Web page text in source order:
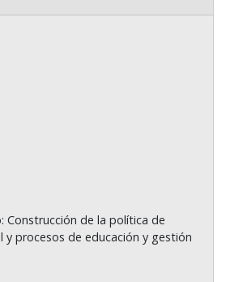
Construcción de la política de
y procesos de educación y gestión